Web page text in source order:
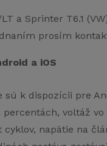
a Sprinter T6.1
prosím
a iOS
sú k dispozícii pre
voltáž
napätie na